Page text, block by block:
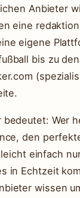
Anbieter
eine
eigene
bis zu
Wer
den
einfach
in Echtzeit
wissen